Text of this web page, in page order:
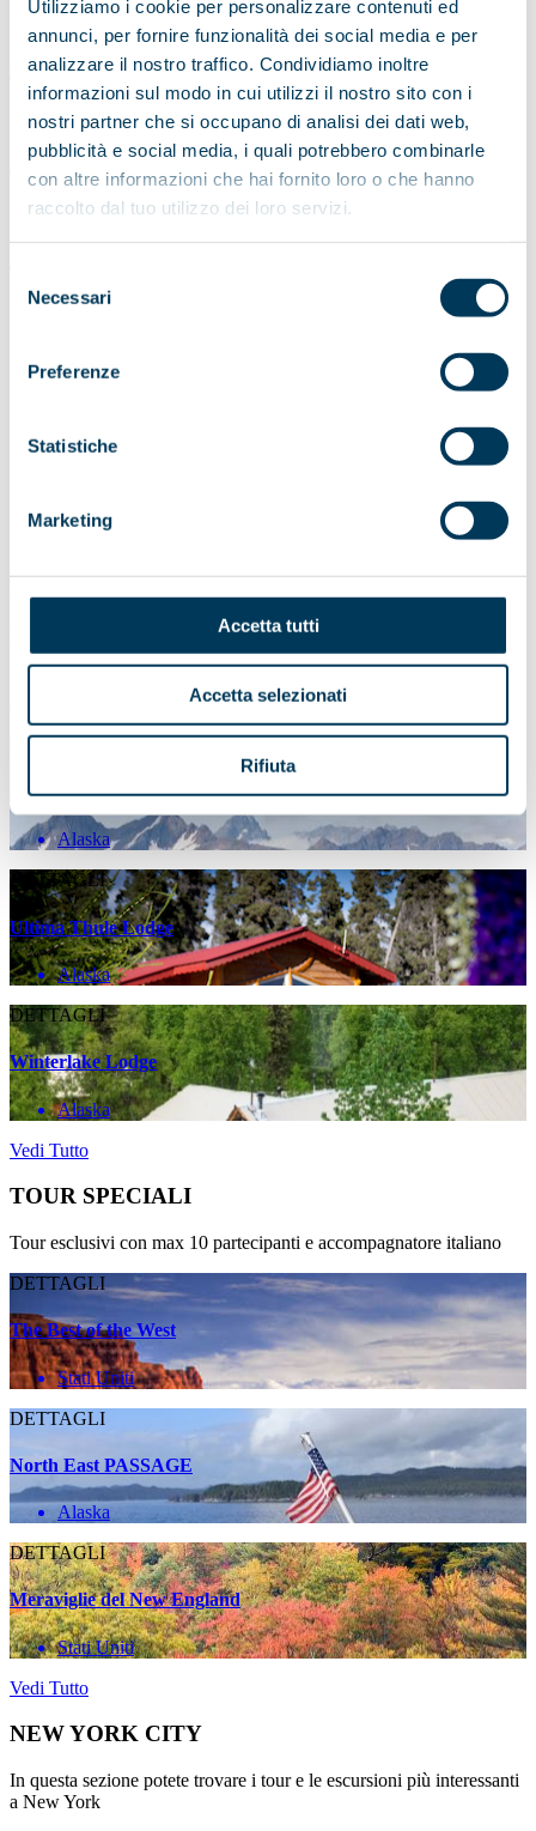
Utilizziamo i cookie per personalizzare contenuti ed
annunci, per fornire funzionalità dei social media e per
analizzare il nostro traffico. Condividiamo inoltre
informazioni sul modo in cui utilizzi il nostro sito con i
nostri partner che si occupano di analisi dei dati web,
pubblicità e social media, i quali potrebbero combinarle
con altre informazioni che hai fornito loro o che hanno
raccolto dal tuo utilizzo dei loro servizi.
delNecessari
Preferenze
Statistiche
Marketing
Accetta tutti
Accetta selezionati
Rifiuta
Natura meravigliosa
Caraibi
Gemme nel blu
Africa
Exclusive
Exclusive
America a proporre al mercato italiano viaggi
Scopri i lodge più esclusivi che vi faranno vivere una vacanza
DETTAGLI
Katmai Wilderness Lodge
Alaska
DETTAGLI
Ultima Thule Lodge
Alaska
DETTAGLI
Winterlake Lodge
Alaska
Vedi Tutto
TOUR SPECIALI
Tour esclusivi con max 10 partecipanti e accompagnatore italiano
DETTAGLI
The Best of the West
Stati Uniti
DETTAGLI
North East PASSAGE
Alaska
DETTAGLI
Meraviglie del New England
Stati Uniti
Vedi Tutto
NEW YORK CITY
In questa sezione potete trovare i tour e le escursioni più interessanti
a New York